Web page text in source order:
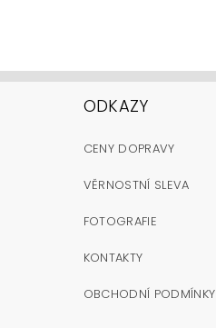
ODKAZY
CENY DOPRAVY
VĚRNOSTNÍ SLEVA
FOTOGRAFIE
KONTAKTY
OBCHODNÍ PODMÍNKY